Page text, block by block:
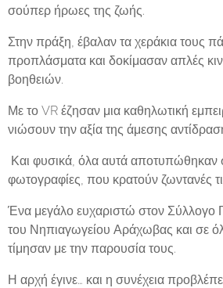
σούπερ ήρωες της ζωής.
Στην πράξη, έβαλαν τα χεράκια τους
προπλάσματα και δοκίμασαν απλές
βοηθειών.
Με το VR έζησαν μια καθηλωτική
νιώσουν την αξία της άμεσης
Και φυσικά, όλα αυτά αποτυπώθηκαν
φωτογραφίες, που κρατούν ζωντανές
Ένα μεγάλο ευχαριστώ στον
του Νηπιαγωγείου Αράχωβας και σε
τίμησαν με την παρουσία τους.
Η αρχή έγινε… και η συνέχεια